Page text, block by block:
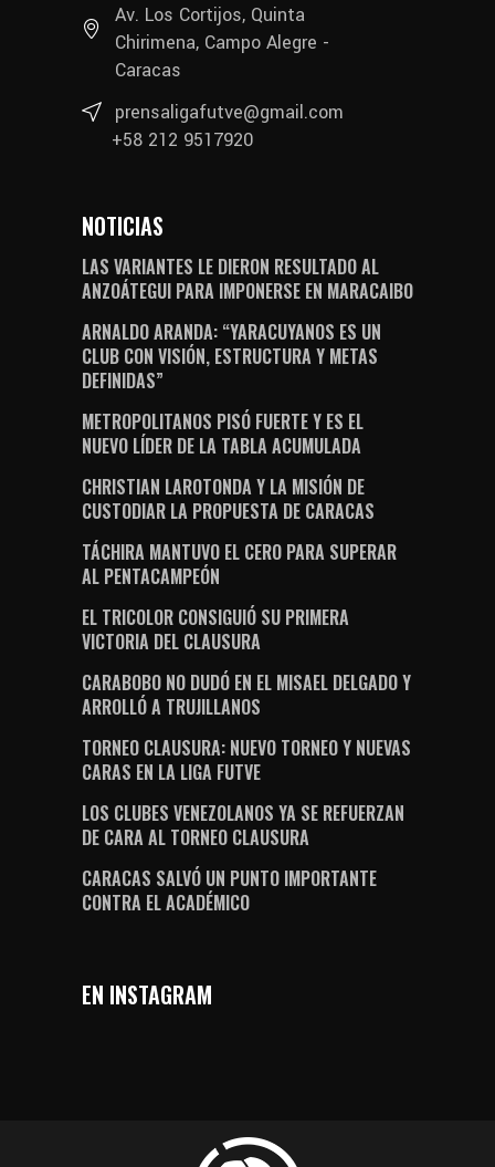
Av. Los Cortijos, Quinta
Chirimena, Campo Alegre -
Caracas
prensaligafutve@gmail.com
+58 212 9517920
NOTICIAS
LAS VARIANTES LE DIERON RESULTADO AL
ANZOÁTEGUI PARA IMPONERSE EN MARACAIBO
ARNALDO ARANDA: “YARACUYANOS ES UN
CLUB CON VISIÓN, ESTRUCTURA Y METAS
DEFINIDAS”
METROPOLITANOS PISÓ FUERTE Y ES EL
NUEVO LÍDER DE LA TABLA ACUMULADA
CHRISTIAN LAROTONDA Y LA MISIÓN DE
CUSTODIAR LA PROPUESTA DE CARACAS
TÁCHIRA MANTUVO EL CERO PARA SUPERAR
AL PENTACAMPEÓN
EL TRICOLOR CONSIGUIÓ SU PRIMERA
VICTORIA DEL CLAUSURA
CARABOBO NO DUDÓ EN EL MISAEL DELGADO Y
ARROLLÓ A TRUJILLANOS
TORNEO CLAUSURA: NUEVO TORNEO Y NUEVAS
CARAS EN LA LIGA FUTVE
LOS CLUBES VENEZOLANOS YA SE REFUERZAN
DE CARA AL TORNEO CLAUSURA
CARACAS SALVÓ UN PUNTO IMPORTANTE
CONTRA EL ACADÉMICO
EN INSTAGRAM